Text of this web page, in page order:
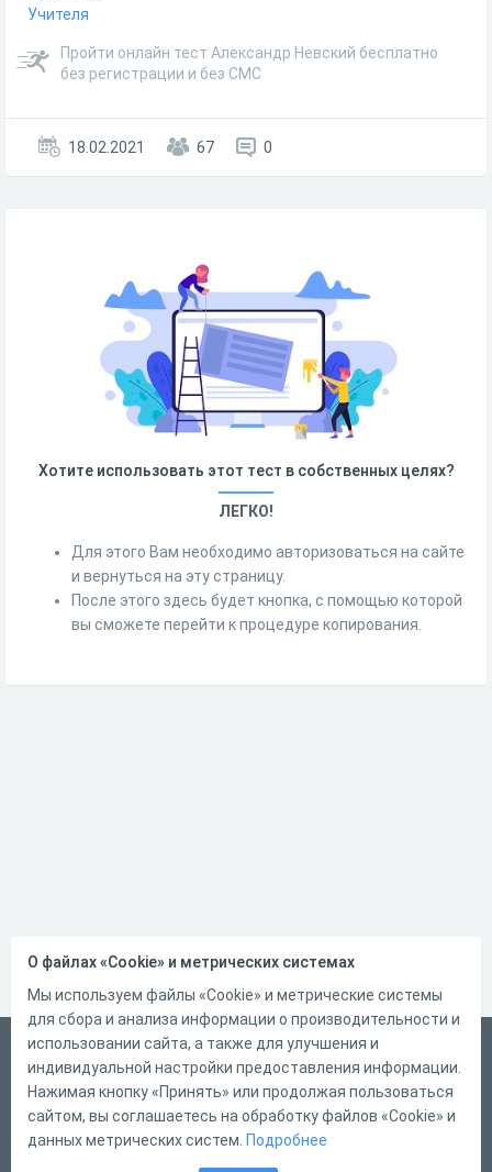
Учителя
Пройти онлайн тест Александр Невский бесплатно
без регистрации и без СМС
18.02.2021 67 0
Хотите использовать этот тест в собственных целях?
ЛЕГКО!
Для этого Вам необходимо авторизоваться на сайте
и вернуться на эту страницу.
После этого здесь будет кнопка, с помощью которой
вы сможете перейти к процедуре копирования.
Русский
Справка
Форма обратной связи
О файлах «Cookie» и метрических системах
Мы используем файлы «Cookie» и метрические системы
для сбора и анализа информации о производительности и
использовании сайта, а также для улучшения и
индивидуальной настройки предоставления информации.
Нажимая кнопку «Принять» или продолжая пользоваться
сайтом, вы соглашаетесь на обработку файлов «Cookie» и
данных метрических систем. Подробнее